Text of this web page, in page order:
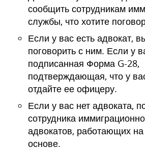
сообщить сотрудникам
службы, что хотите
Если у вас есть адвокат,
поговорить с ним. Если у
подписанная Форма G-28,
подтверждающая, что у
отдайте ее офицеру.
Если у вас нет адвоката,
сотрудника
адвокатов, работающих
основе.